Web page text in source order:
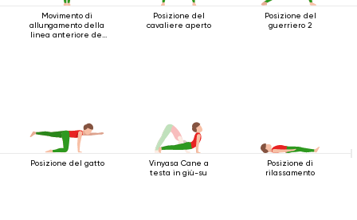
Movimento di
allungamento della
linea anteriore del
Posizione del
cavaliere aperto
Posizione del
guerriero 2
Posizione del gatto
Vinyasa Cane a
testa in giù-su
Posizione di
rilassamento